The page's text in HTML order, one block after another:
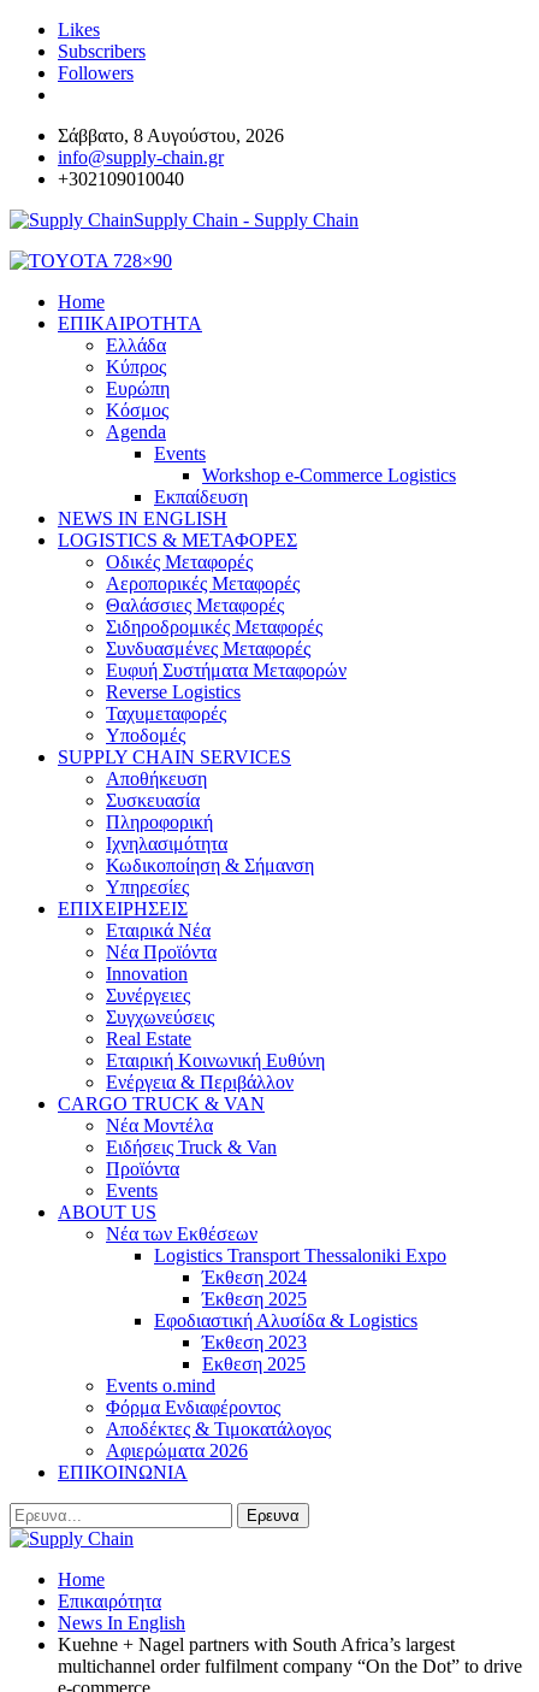
Likes
Subscribers
Followers
Σάββατο, 8 Αυγούστου, 2026
info@supply-chain.gr
+302109010040
Supply Chain - Supply Chain
Home
ΕΠΙΚΑΙΡΟΤΗΤΑ
Ελλάδα
Κύπρος
Ευρώπη
Κόσμος
Agenda
Events
Workshop e-Commerce Logistics
Εκπαίδευση
NEWS IN ENGLISH
LOGISTICS & ΜΕΤΑΦΟΡΕΣ
Οδικές Μεταφορές
Αεροπορικές Μεταφορές
Θαλάσσιες Μεταφορές
Σιδηροδρομικές Μεταφορές
Συνδυασμένες Μεταφορές
Ευφυή Συστήματα Μεταφορών
Reverse Logistics
Ταχυμεταφορές
Υποδομές
SUPPLY CHAIN SERVICES
Αποθήκευση
Συσκευασία
Πληροφορική
Ιχνηλασιμότητα
Κωδικοποίηση & Σήμανση
Υπηρεσίες
ΕΠΙΧΕΙΡΗΣΕΙΣ
Εταιρικά Νέα
Νέα Προϊόντα
Innovation
Συνέργειες
Συγχωνεύσεις
Real Estate
Εταιρική Κοινωνική Ευθύνη
Ενέργεια & Περιβάλλον
CARGO TRUCK & VAN
Νέα Μοντέλα
Ειδήσεις Truck & Van
Προϊόντα
Events
ABOUT US
Νέα των Εκθέσεων
Logistics Transport Thessaloniki Expo
Έκθεση 2024
Έκθεση 2025
Εφοδιαστική Αλυσίδα & Logistics
Έκθεση 2023
Εκθεση 2025
Events o.mind
Φόρμα Ενδιαφέροντος
Αποδέκτες & Τιμοκατάλογος
Αφιερώματα 2026
ΕΠΙΚΟΙΝΩΝΙΑ
Home
Επικαιρότητα
News In English
Kuehne + Nagel partners with South Africa’s largest
multichannel order fulfilment company “On the Dot” to drive
e-commerce